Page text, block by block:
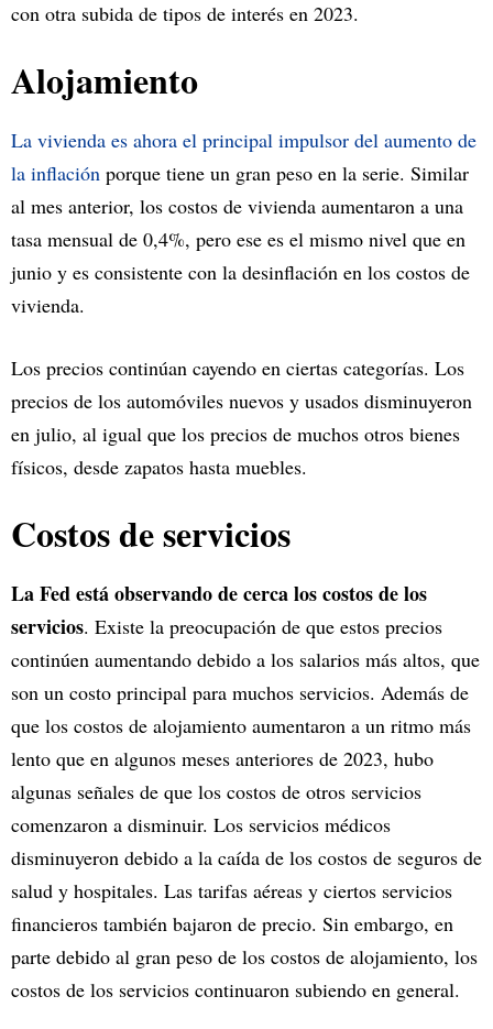
con otra subida de tipos de interés en 2023.
Alojamiento
La vivienda es ahora el principal impulsor del aumento de
la inflación porque tiene un gran peso en la serie. Similar
al mes anterior, los costos de vivienda aumentaron a una
tasa mensual de 0,4%, pero ese es el mismo nivel que en
junio y es consistente con la desinflación en los costos de
vivienda.
Los precios continúan cayendo en ciertas categorías. Los
precios de los automóviles nuevos y usados disminuyeron
en julio, al igual que los precios de muchos otros bienes
físicos, desde zapatos hasta muebles.
Costos de servicios
La Fed está observando de cerca los costos de los
servicios. Existe la preocupación de que estos precios
continúen aumentando debido a los salarios más altos, que
son un costo principal para muchos servicios. Además de
que los costos de alojamiento aumentaron a un ritmo más
lento que en algunos meses anteriores de 2023, hubo
algunas señales de que los costos de otros servicios
comenzaron a disminuir. Los servicios médicos
disminuyeron debido a la caída de los costos de seguros de
salud y hospitales. Las tarifas aéreas y ciertos servicios
financieros también bajaron de precio. Sin embargo, en
parte debido al gran peso de los costos de alojamiento, los
costos de los servicios continuaron subiendo en general.